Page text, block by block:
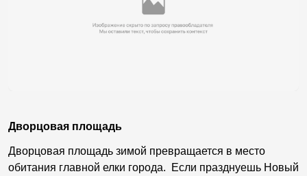
Дворцовая площадь
Дворцовая площадь зимой превращается в место
обитания главной елки города. Если празднуешь Новый